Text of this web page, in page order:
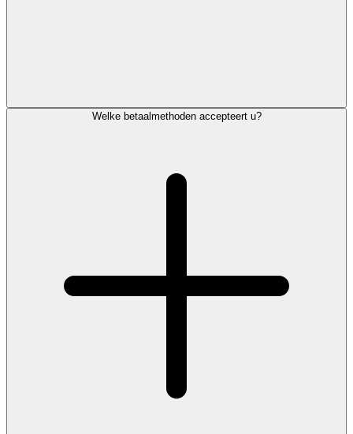
Welke betaalmethoden accepteert u?